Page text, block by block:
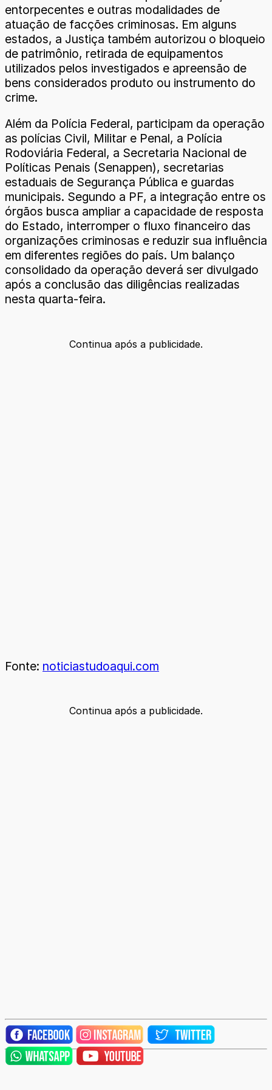
entorpecentes e outras modalidades de
atuação de facções criminosas. Em alguns
estados, a Justiça também autorizou o bloqueio
de patrimônio, retirada de equipamentos
utilizados pelos investigados e apreensão de
bens considerados produto ou instrumento do
crime.
Além da Polícia Federal, participam da operação
as polícias Civil, Militar e Penal, a Polícia
Rodoviária Federal, a Secretaria Nacional de
Políticas Penais (Senappen), secretarias
estaduais de Segurança Pública e guardas
municipais. Segundo a PF, a integração entre os
órgãos busca ampliar a capacidade de resposta
do Estado, interromper o fluxo financeiro das
organizações criminosas e reduzir sua influência
em diferentes regiões do país. Um balanço
consolidado da operação deverá ser divulgado
após a conclusão das diligências realizadas
nesta quarta-feira.
Continua após a publicidade.
Fonte: noticiastudoaqui.com
Continua após a publicidade.